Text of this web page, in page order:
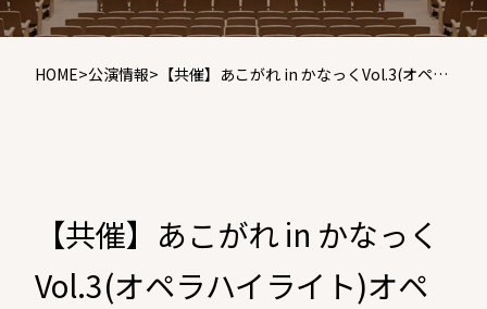
HOME>公演情報> 【共催】あこがれ in かなっくVol.3(オペラ
【共催】あこがれ in かなっく
Vol.3(オペラハイライト)オペ